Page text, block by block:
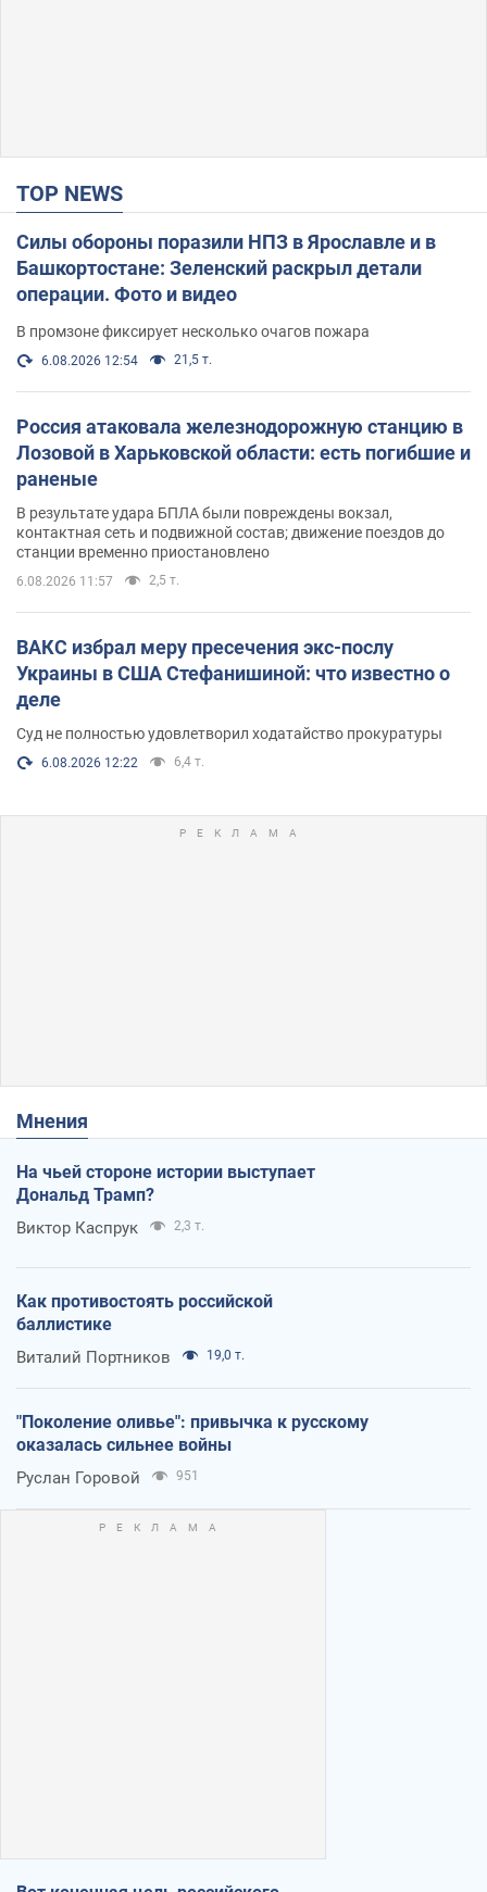
TOP NEWS
Силы обороны поразили НПЗ в Ярославле и в
Башкортостане: Зеленский раскрыл детали
операции. Фото и видео
В промзоне фиксирует несколько очагов пожара
6.08.2026 12:54 21,5 т.
Россия атаковала железнодорожную станцию в
Лозовой в Харьковской области: есть погибшие и
раненые
В результате удара БПЛА были повреждены вокзал,
контактная сеть и подвижной состав; движение поездов до
станции временно приостановлено
6.08.2026 11:57 2,5 т.
ВАКС избрал меру пресечения экс-послу
Украины в США Стефанишиной: что известно о
деле
Суд не полностью удовлетворил ходатайство прокуратуры
6.08.2026 12:22 6,4 т.
Мнения
На чьей стороне истории выступает
Дональд Трамп?
Виктор Каспрук 2,3 т.
Как противостоять российской
баллистике
Виталий Портников 19,0 т.
"Поколение оливье": привычка к русскому
оказалась сильнее войны
Руслан Горовой 951